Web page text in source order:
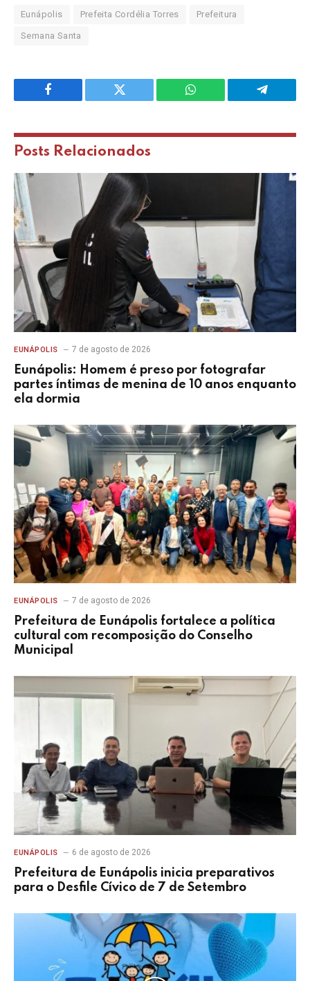
Eunápolis Prefeita Cordélia Torres Prefeitura
Semana Santa
Facebook Twitter WhatsApp Telegram
Posts Relacionados
EUNÁPOLIS 7 de agosto de 2026
Eunápolis: Homem é preso por fotografar
partes íntimas de menina de 10 anos enquanto
ela dormia
EUNÁPOLIS 7 de agosto de 2026
Prefeitura de Eunápolis fortalece a política
cultural com recomposição do Conselho
Municipal
EUNÁPOLIS 6 de agosto de 2026
Prefeitura de Eunápolis inicia preparativos
para o Desfile Cívico de 7 de Setembro